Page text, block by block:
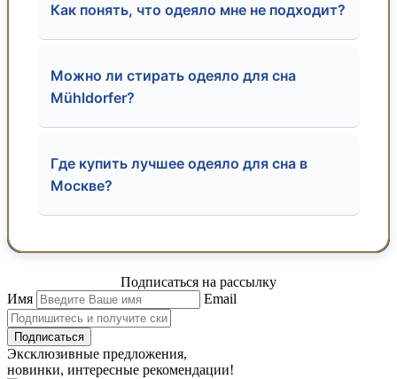
Как понять, что одеяло мне не подходит?
Можно ли стирать одеяло для сна
Mühldorfer?
Где купить лучшее одеяло для сна в
Москве?
Подписаться на рассылку
Имя
Email
Подписаться
Эксклюзивные предложения,
новинки, интересные рекомендации!